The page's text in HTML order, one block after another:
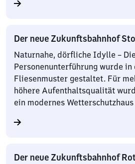
Der neue Zukunftsbahnhof
Naturnahe, dörfliche Idylle – Die
Personenunterführung wurde in
Fliesenmuster gestaltet. Für
höhere Aufenthaltsqualität
ein modernes
Der neue Zukunftsbahnhof